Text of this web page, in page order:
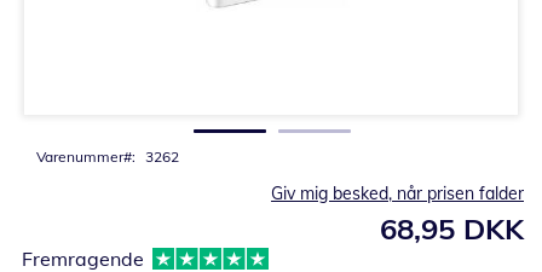
Varenummer 3262
68,95 DKK
Giv mig besked, når prisen falder
Fremragende